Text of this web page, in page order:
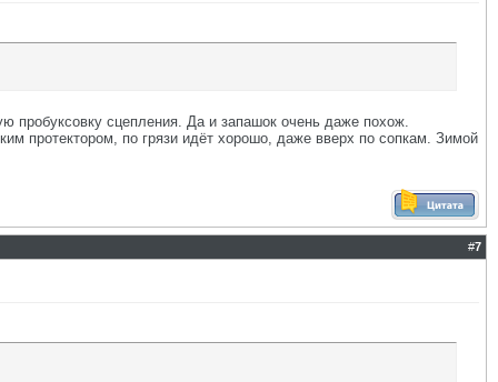
пробуксовку сцепления. Да и запашок очень даже похож.
протектором, по грязи идёт хорошо, даже вверх по сопкам. Зимой
#7